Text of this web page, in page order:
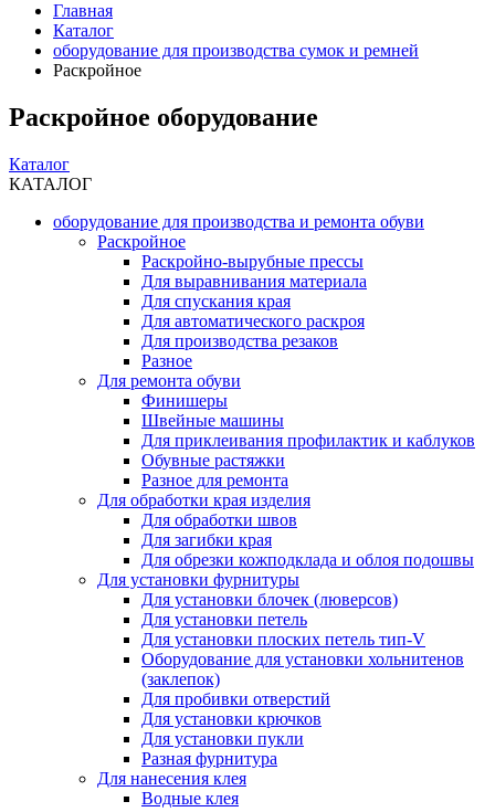
Главная
Каталог
оборудование для производства сумок и ремней
Раскройное
Раскройное оборудование
Каталог
КАТАЛОГ
оборудование для производства и ремонта обуви
Раскройное
Раскройно-вырубные прессы
Для выравнивания материала
Для спускания края
Для автоматического раскроя
Для производства резаков
Разное
Для ремонта обуви
Финишеры
Швейные машины
Для приклеивания профилактик и каблуков
Обувные растяжки
Разное для ремонта
Для обработки края изделия
Для обработки швов
Для загибки края
Для обрезки кожподклада и облоя подошвы
Для установки фурнитуры
Для установки блочек (люверсов)
Для установки петель
Для установки плоских петель тип-V
Оборудование для установки хольнитенов
(заклепок)
Для пробивки отверстий
Для установки крючков
Для установки пукли
Разная фурнитура
Для нанесения клея
Водные клея